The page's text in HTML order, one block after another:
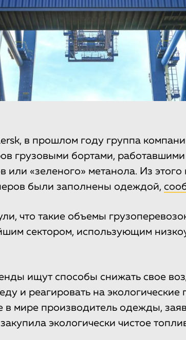
в прошлом году группа
грузовыми бортами,
или «зеленого» метанола. Из этого
были заполнены одеждой,
что такие объемы
сектором, использующим
ищут способы снижать свое
и реагировать на экологические
в мире производитель одежды,
экологически чистое